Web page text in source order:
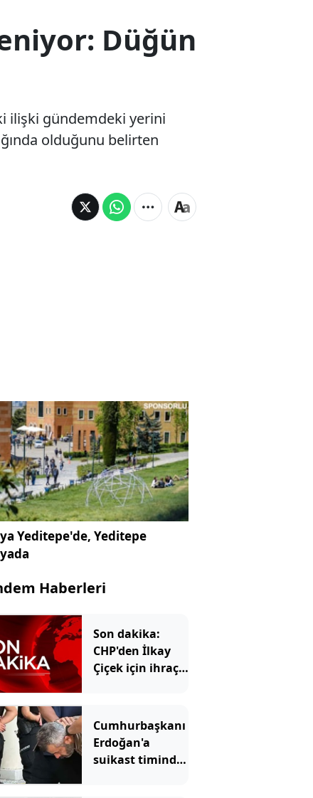
Düğün
ilişki gündemdeki yerini
olduğunu belirten
Yeditepe'de, Yeditepe
Haberleri
Son dakika:
CHP'den İlkay
Çiçek için ihraç
Cumhurbaşkanı
Erdoğan'a
suikast timinde